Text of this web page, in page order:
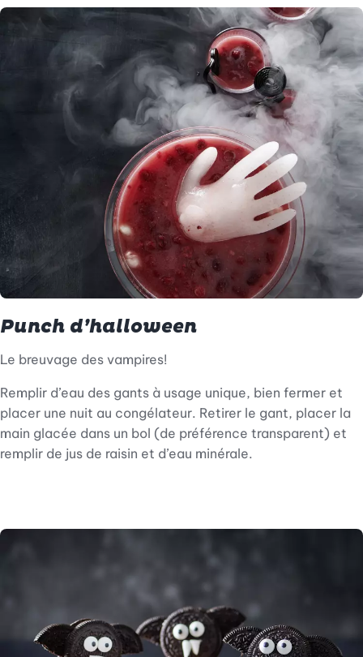
Punch d’halloween
Le breuvage des vampires!
Remplir d’eau des gants à usage unique, bien fermer et
placer une nuit au congélateur. Retirer le gant, placer la
main glacée dans un bol (de préférence transparent) et
remplir de jus de raisin et d’eau minérale.